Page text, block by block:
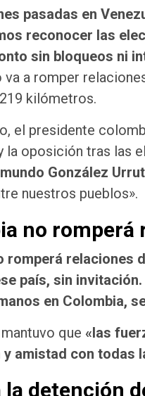
pasadas en
reconocer las
sin bloqueos ni
va a romper
kilómetros.
el presidente
la oposición tras las
González
nuestros pueblos».
no
romperá relaciones
país, sin
en Colombia,
que «las
amistad con todas
la detención